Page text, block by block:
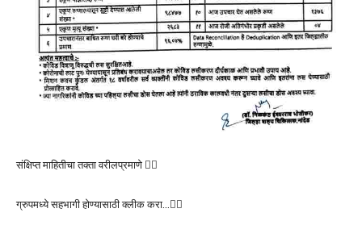
संक्षिप्त माहितीचा तक्ता वरीलप्रमाणे 👆🏻
ग्रुपमध्ये सहभागी होण्यासाठी क्लीक करा…👆🏻